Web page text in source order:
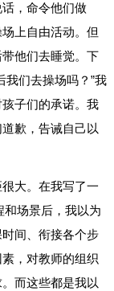
，命令他们做
上自由活动。但
他们去睡觉。下
我们去操场吗？”我
子们的承诺。我
歉，告诫自己以
大。在我写了一
场景后，我以为
间、衔接各个步
，对教师的组织
而这些都是我以